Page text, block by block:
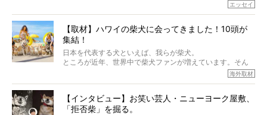
でも、いざそれぞれの個体を見ていくと、丈夫で病気にも
なりにくい、とは言えないような気もするのです。
実際に「病気にならない」などということはないし、飼い
主はそのためにやるべきことがある。
今回は、柴犬に関わる方たちすべてに読んで欲しい、ある
語でした。
エッセイ
【取材】ハワイの柴犬に会ってきました！10頭が
集結！
日本を代表する犬といえば、我らが柴犬。
ところが近年、世界中で柴犬ファンが増えています。そん
な中「柴犬ライフ」が目をつけたのは、南の楽園ハワイ。
そんな噂を聞きつけ、今回はハワイの柴犬たちを取材して
きました！
海外取材
【インタビュー】お笑い芸人・ニューヨーク屋敷、
「拒否柴」を掘る。